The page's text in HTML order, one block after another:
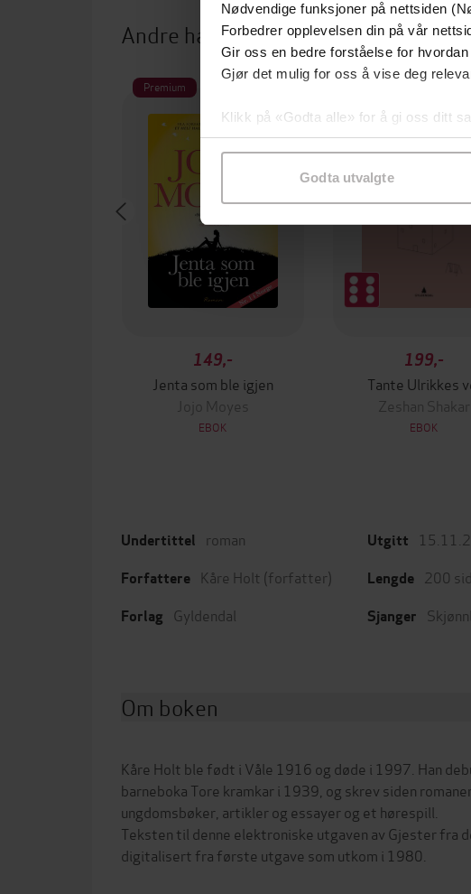
Nødvendige funksjoner på nettsiden
Forbedrer opplevelsen din på vår
Gir oss en bedre forståelse for
Gjør det mulig for oss å vise deg
Klikk på «Godta alle» for å gi oss ditt
samtykke til spesifikke formål ved å
Godta utvalgte
Andre har også kjøpt
Premium
149,-
Jenta som ble igjen
Jojo Moyes
EBOK
199,-
Tante Ulrikkes
Zeshan Shakar
EBOK
Undertittel roman
Forfattere Kåre Holt (forfatter)
Forlag Gyldendal
Utgitt
Lengde 200
Sjanger
Om boken
Kåre Holt ble født i Våle 1916 og døde i 1997. Han
barneboka Tore kramkar i 1939, og skrev siden
ungdomsbøker, artikler og essayer og et hørespill.
Teksten til denne elektroniske utgaven av Gjester fra
digitalisert fra første utgave som utkom i 1980.